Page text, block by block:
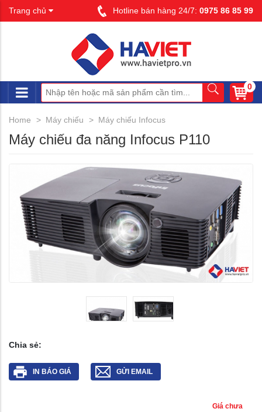
Trang chủ Hotline bán hàng 24/7: 0975 86 85 99
0
Home Máy chiếu Máy chiếu Infocus
Máy chiếu đa năng Infocus P110
Chia sẻ:
IN BÁO GIÁ GỬI EMAIL
Giá chưa